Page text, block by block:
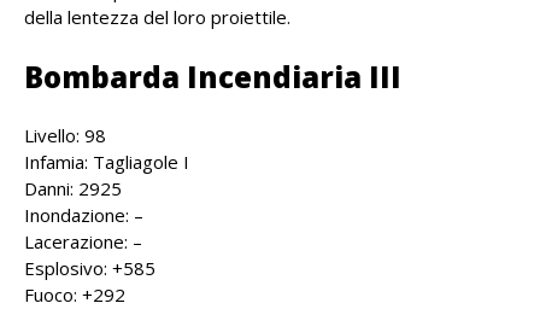
della lentezza del loro proiettile.
Bombarda Incendiaria III
Livello: 98
Infamia: Tagliagole I
Danni: 2925
Inondazione: –
Lacerazione: –
Esplosivo: +585
Fuoco: +292